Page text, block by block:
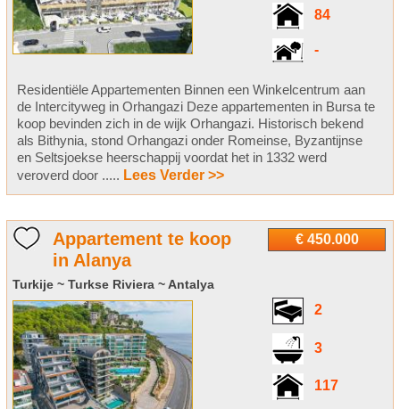
84
-
Residentiële Appartementen Binnen een Winkelcentrum aan
de Intercityweg in Orhangazi Deze appartementen in Bursa te
koop bevinden zich in de wijk Orhangazi. Historisch bekend
als Bithynia, stond Orhangazi onder Romeinse, Byzantijnse
en Seltsjoekse heerschappij voordat het in 1332 werd
veroverd door ..... Lees Verder >>
€ 450.000
Appartement te koop
in Alanya
Turkije ~ Turkse Riviera ~ Antalya
2
3
117